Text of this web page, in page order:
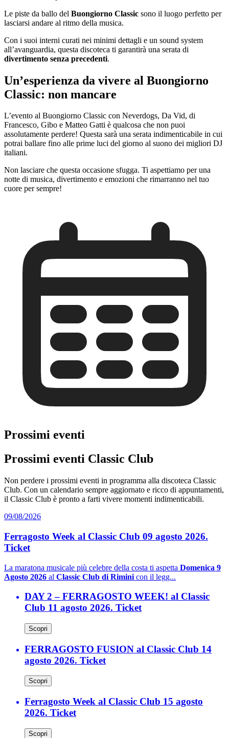
Le piste da ballo del Buongiorno Classic sono il luogo perfetto per
lasciarsi andare al ritmo della musica.
Con i suoi interni curati nei minimi dettagli e un sound system
all’avanguardia, questa discoteca ti garantirà una serata di
divertimento senza precedenti.
Un’esperienza da vivere al Buongiorno
Classic: non mancare
L’evento al Buongiorno Classic con Neverdogs, Da Vid, di
Francesco, Gibo e Matteo Gatti è qualcosa che non puoi
assolutamente perdere! Questa sarà una serata indimenticabile in cui
potrai ballare fino alle prime luci del giorno al suono dei migliori DJ
italiani.
Non lasciare che questa occasione sfugga. Ti aspettiamo per una
notte di musica, divertimento e emozioni che rimarranno nel tuo
cuore per sempre!
Prossimi eventi
Prossimi eventi Classic Club
Non perdere i prossimi eventi in programma alla discoteca Classic
Club. Con un calendario sempre aggiornato e ricco di appuntamenti,
il Classic Club è pronto a farti vivere momenti indimenticabili.
09/08/2026
Ferragosto Week al Classic Club 09 agosto 2026.
Ticket
La maratona musicale più celebre della costa ti aspetta Domenica 9
Agosto 2026 al Classic Club di Rimini con il legg...
DAY 2 – FERRAGOSTO WEEK! al Classic
Club 11 agosto 2026. Ticket
Scopri
FERRAGOSTO FUSION al Classic Club 14
agosto 2026. Ticket
Scopri
Ferragosto Week al Classic Club 15 agosto
2026. Ticket
Scopri